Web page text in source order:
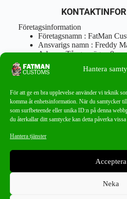
Hantera
För att ge en bra upplevelse använder vi teknik
komma åt enhetsinformation. När du samtycker
som surfbeteende eller unika ID:n på denna
du återkallar ditt samtycke kan detta påverka
Hantera tjänster
Acceptera
Neka
Företagsinformation
Företagsnamn : FatMan
Ansvarigs namn : Freddy
Adress : Tångenvägen 9
Postnr : 417 46 Göteborg
Tel : 0762919666
info@fatmancustoms.se
Mån – Fre 10:00 – 18:00
Lör -11:00 – 15:00
Missa aldrig ett bra